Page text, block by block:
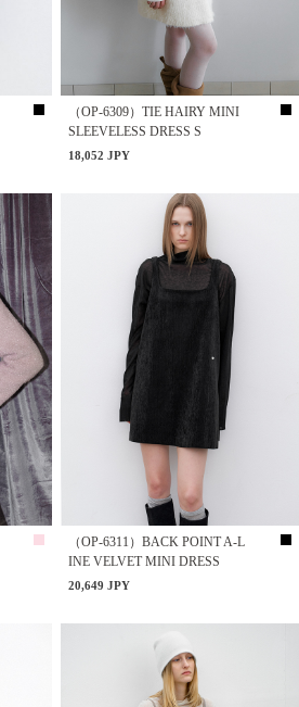
（OP-6309）TIE HAIRY MINI
SLEEVELESS DRESS S
18,052 JPY
（OP-6311）BACK POINT A-L
INE VELVET MINI DRESS
20,649 JPY